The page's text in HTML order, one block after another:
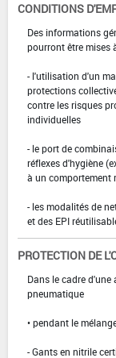
CONDITIONS
Des informations
pourront être mises
- l'utilisation d'un
protections
contre les risques
individuelles
- le port de
réflexes d'hygiène
à un comportement
- les modalités de
et des EPI
PROTECTION DE
Dans le cadre
pneumatique
• pendant le
- Gants en nitrile